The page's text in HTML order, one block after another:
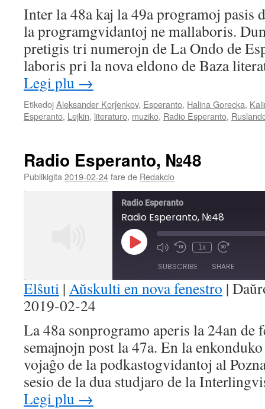
RSS FEED
LINK
EMBED
Inter la 48a kaj la 49a programoj pasis
la programgvidantoj ne mallaboris.
pretigis tri numerojn de La Ondo de
laboris pri la nova eldono de Baza
Legi plu →
EtikedojAleksander Korĵenkov, Esperanto, Halina Gorecka,
Esperanto, Lejkin, literaturo, muziko, Radio Esperanto,
Radio Esperanto, №48
Publikigita 2019-02-24fare de Redakcio
Radio Esperanto
Radio Esperanto, №48
Play
Episode Mute/Unmute
Rewind
Seconds
1x
Fast
30
seconds
SUBSCRIBE SHARE
SHARE
LINK
EMBED
Elŝuti | Aŭskulti en nova fenestro |
2019-02-24
La 48a sonprogramo aperis la 24an de
semajnojn post la 47a. En la
vojaĝo de la podkastogvidantoj al
sesio de la dua studjaro de la
Legi plu →